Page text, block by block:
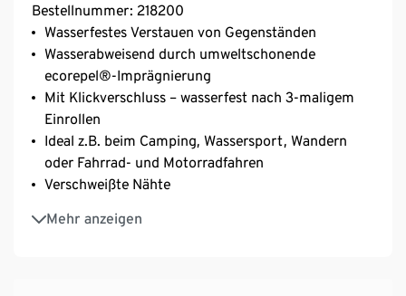
Bestellnummer: 218200
Wasserfestes Verstauen von Gegenständen
Wasserabweisend durch umweltschonende
ecorepel®-Imprägnierung
Mit Klickverschluss – wasserfest nach 3-maligem
Einrollen
Ideal z.B. beim Camping, Wassersport, Wandern
oder Fahrrad- und Motorradfahren
Verschweißte Nähte
Mehr anzeigen
Einfach verstaubar
Nicht für den dauerhaften Unterwassergebrauch